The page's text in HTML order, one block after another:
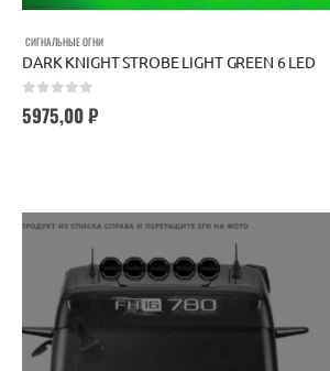
СИГНАЛЬНЫЕ ОГНИ
DARK KNIGHT STROBE LIGHT GREEN 6 LED
5975,00₽